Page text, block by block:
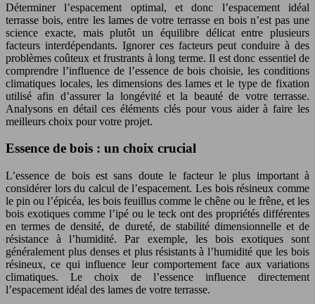
Déterminer l’espacement optimal, et donc l’espacement idéal
terrasse bois, entre les lames de votre terrasse en bois n’est pas une
science exacte, mais plutôt un équilibre délicat entre plusieurs
facteurs interdépendants. Ignorer ces facteurs peut conduire à des
problèmes coûteux et frustrants à long terme. Il est donc essentiel de
comprendre l’influence de l’essence de bois choisie, les conditions
climatiques locales, les dimensions des lames et le type de fixation
utilisé afin d’assurer la longévité et la beauté de votre terrasse.
Analysons en détail ces éléments clés pour vous aider à faire les
meilleurs choix pour votre projet.
Essence de bois : un choix crucial
L’essence de bois est sans doute le facteur le plus important à
considérer lors du calcul de l’espacement. Les bois résineux comme
le pin ou l’épicéa, les bois feuillus comme le chêne ou le frêne, et les
bois exotiques comme l’ipé ou le teck ont des propriétés différentes
en termes de densité, de dureté, de stabilité dimensionnelle et de
résistance à l’humidité. Par exemple, les bois exotiques sont
généralement plus denses et plus résistants à l’humidité que les bois
résineux, ce qui influence leur comportement face aux variations
climatiques. Le choix de l’essence influence directement
l’espacement idéal des lames de votre terrasse.